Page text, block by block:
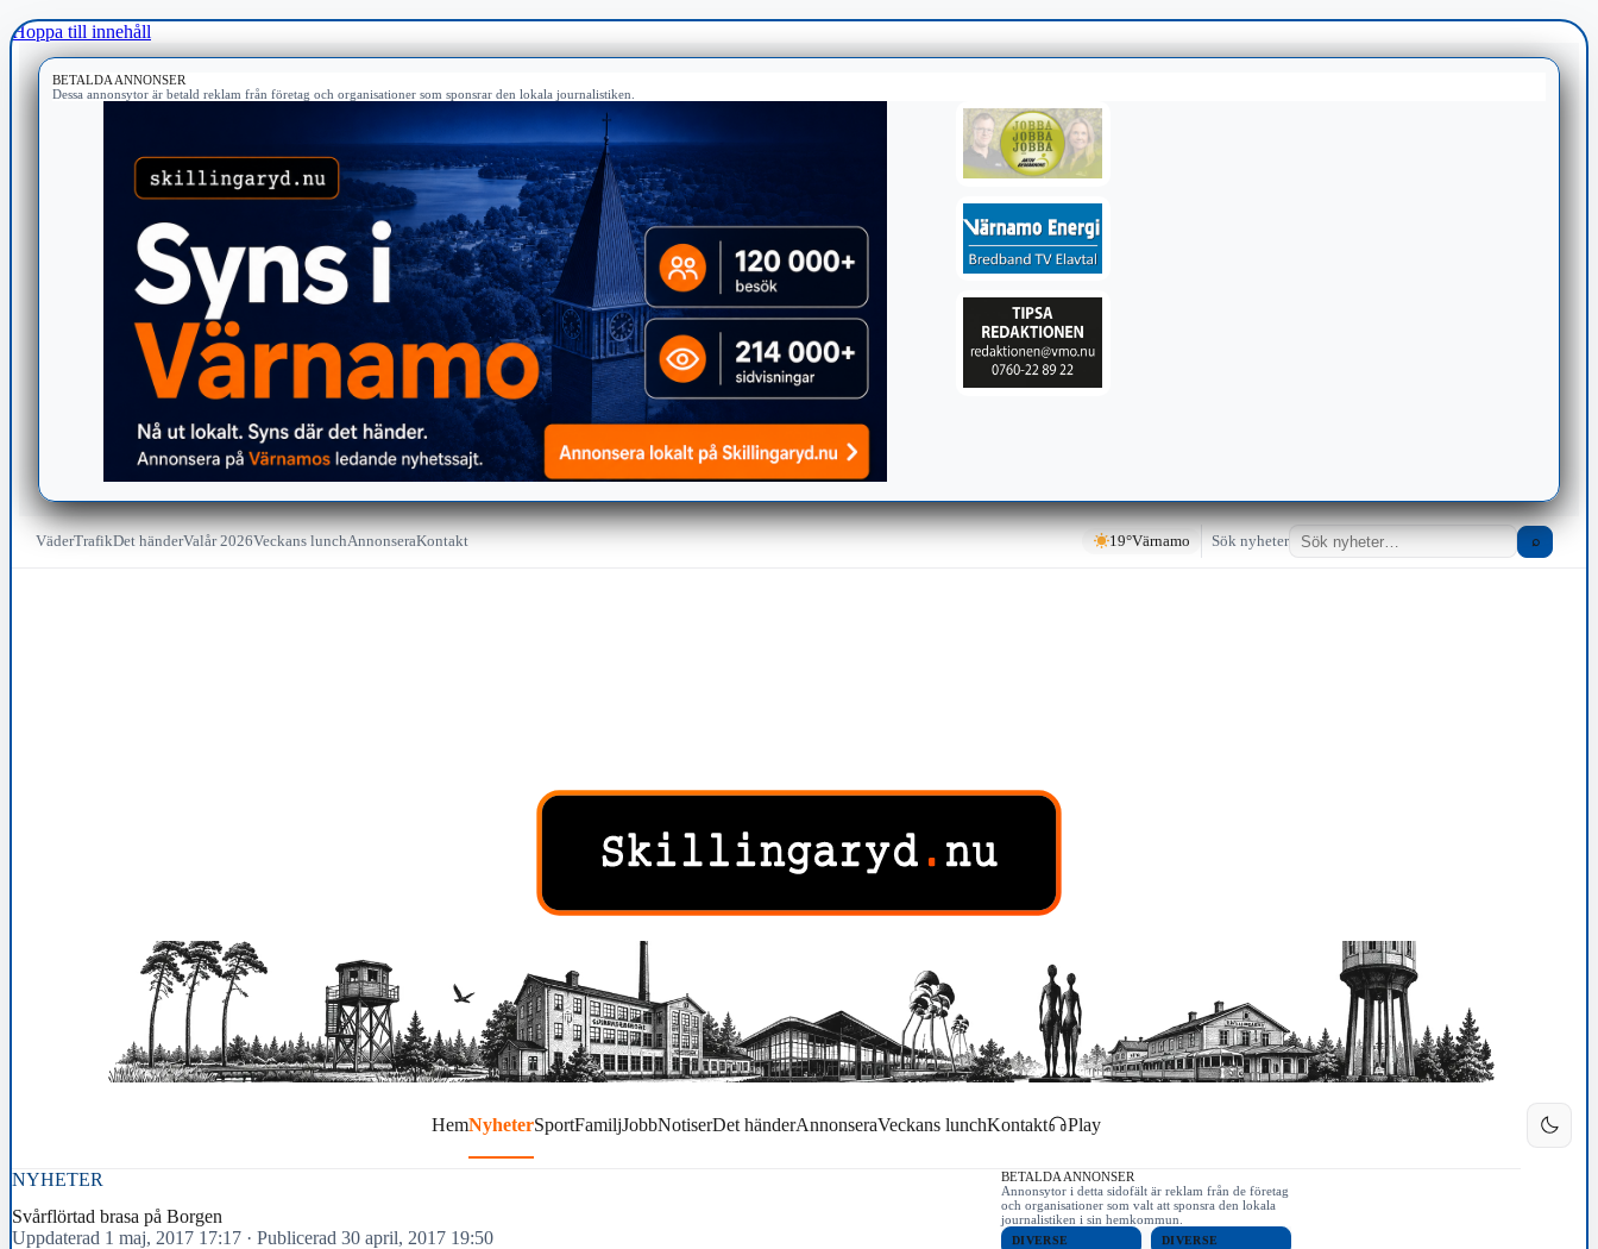
Hoppa till innehåll
BETALDA ANNONSER
Dessa annonsytor är betald reklam från företag och organisationer som sponsrar den lokala journalistiken.
VäderTrafikDet händerValår 2026Veckans lunchAnnonseraKontakt 19°Värnamo Sök nyheter ⌕
HemNyheterSportFamiljJobbNotiserDet händerAnnonseraVeckans lunchKontakt Play
NYHETER
Svårflörtad brasa på Borgen
Uppdaterad 1 maj, 2017 17:17 · Publicerad 30 april, 2017 19:50
BETALDA ANNONSER
Annonsytor i detta sidofält är reklam från de företag
och organisationer som valt att sponsra den lokala
journalistiken i sin hemkommun.
DIVERSE DIVERSE